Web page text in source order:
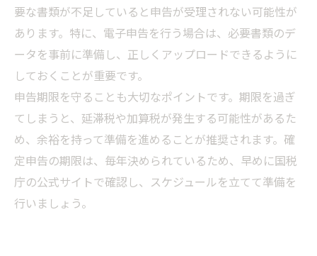
要な書類が不足していると申告が受理されない可能性が
あります。特に、電子申告を行う場合は、必要書類のデ
ータを事前に準備し、正しくアップロードできるように
しておくことが重要です。
申告期限を守ることも大切なポイントです。期限を過ぎ
てしまうと、延滞税や加算税が発生する可能性があるた
め、余裕を持って準備を進めることが推奨されます。確
定申告の期限は、毎年決められているため、早めに国税
庁の公式サイトで確認し、スケジュールを立てて準備を
行いましょう。